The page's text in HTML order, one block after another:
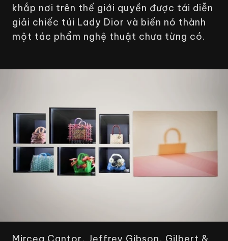
khắp nơi trên thế giới quyền được tái diễn
giải chiếc túi Lady Dior và biến nó thành
một tác phẩm nghệ thuật chưa từng có.